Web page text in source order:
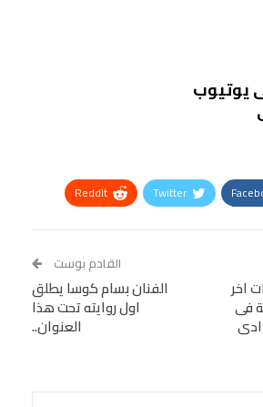
يوتيوب
Twitter
ReddIt
StumbleUpon
VK
Viber
اخر
فى
القادم بوست
الفنان بسام كوسا يطلق
اول روايته تحت هذا
العنوان..